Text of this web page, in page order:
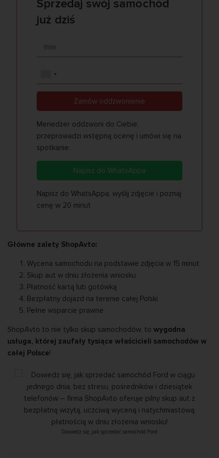
Sprzedaj swój samochód
już dziś
Zamów oddzwonienie
Menedżer oddzwoni do Ciebie,
przeprowadzi wstępną ocenę i umówi się na
spotkanie.
Napisz do WhatsAppa
Napisz do WhatsAppa, wyślij zdjęcie i poznaj
cenę w 20 minut
Główne zalety ShopAvto:
Wycena samochodu na podstawie zdjęcia w 15 minut
Skup aut w dniu złożenia wniosku
Płatność kartą lub gotówką
Bezpłatny dojazd na terenie całej Polski
Pełne wsparcie prawne
ShopAvto to nie tylko skup samochodów, to wygodna
usługa, której zaufały tysiące właścicieli samochodów w
całej Polsce!
Dowiedz się, jak sprzedać samochód Ford